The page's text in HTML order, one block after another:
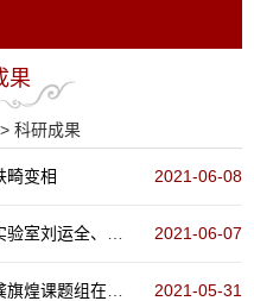
果
科研成果
畸变相 2021-06-08
互作用延时实验研究中取得重要进展 2021-06-07
研究中取得重要进展 2021-05-31